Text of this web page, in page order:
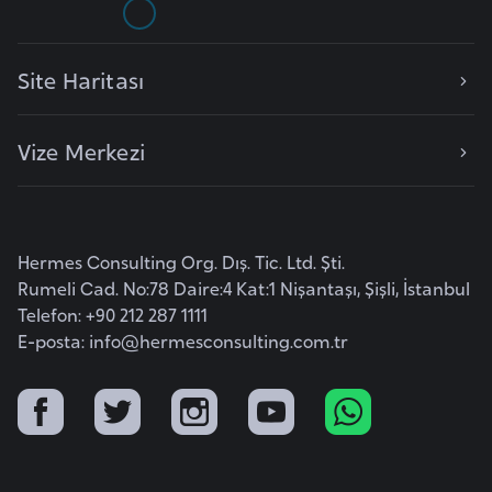
Site Haritası
Vize Merkezi
Hermes Consulting Org. Dış. Tic. Ltd. Şti.
Rumeli Cad. No:78 Daire:4 Kat:1 Nişantaşı, Şişli, İstanbul
Telefon: +90 212 287 1111
E-posta: info@hermesconsulting.com.tr
a
i
e
n
ş
t
y
n